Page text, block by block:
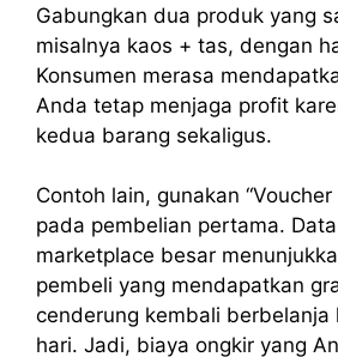
Gabungkan dua produk yang
misalnya kaos + tas, dengan
Konsumen merasa
Anda tetap menjaga profit
kedua barang sekaligus.
Contoh lain, gunakan “Voucher
pada pembelian pertama.
marketplace besar
pembeli yang mendapatkan
cenderung kembali berbelanja
hari. Jadi, biaya ongkir yang